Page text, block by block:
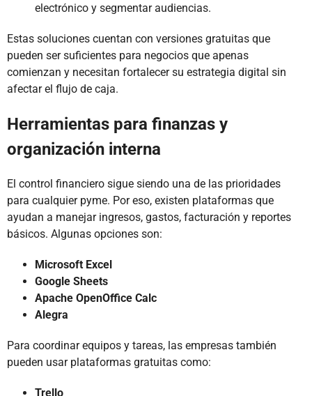
electrónico y segmentar audiencias.
Estas soluciones cuentan con versiones gratuitas que
pueden ser suficientes para negocios que apenas
comienzan y necesitan fortalecer su estrategia digital sin
afectar el flujo de caja.
Herramientas para finanzas y
organización interna
El control financiero sigue siendo una de las prioridades
para cualquier pyme. Por eso, existen plataformas que
ayudan a manejar ingresos, gastos, facturación y reportes
básicos. Algunas opciones son:
Microsoft Excel
Google Sheets
Apache OpenOffice Calc
Alegra
Para coordinar equipos y tareas, las empresas también
pueden usar plataformas gratuitas como:
Trello